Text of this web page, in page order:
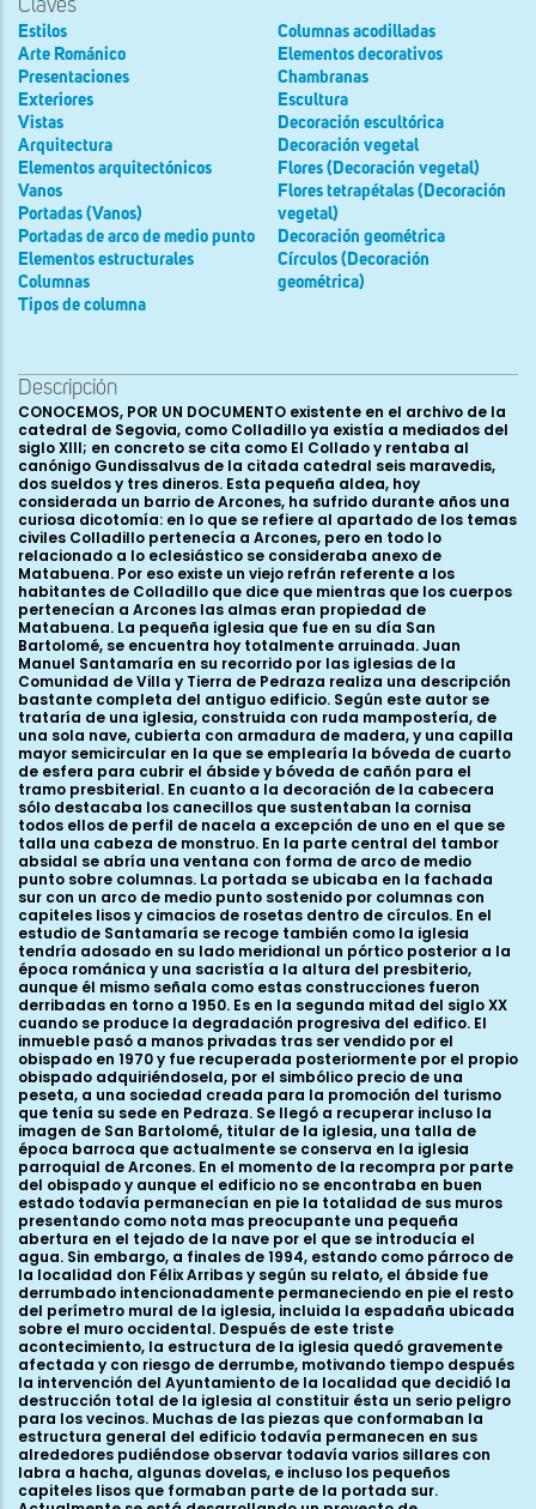
Claves
Estilos
Arte Románico
Presentaciones
Exteriores
Vistas
Arquitectura
Elementos arquitectónicos
Vanos
Portadas (Vanos)
Portadas de arco de medio punto
Elementos estructurales
Columnas
Tipos de columna
Columnas acodilladas
Elementos decorativos
Chambranas
Escultura
Decoración escultórica
Decoración vegetal
Flores (Decoración vegetal)
Flores tetrapétalas (Decoración
vegetal)
Decoración geométrica
Círculos (Decoración
geométrica)
Descripción
CONOCEMOS, POR UN DOCUMENTO existente en el archivo de la
catedral de Segovia, como Colladillo ya existía a mediados del
siglo XIII; en concreto se cita como El Collado y rentaba al
canónigo Gundissalvus de la citada catedral seis maravedis,
dos sueldos y tres dineros. Esta pequeña aldea, hoy
considerada un barrio de Arcones, ha sufrido durante años una
curiosa dicotomía: en lo que se refiere al apartado de los temas
civiles Colladillo pertenecía a Arcones, pero en todo lo
relacionado a lo eclesiástico se consideraba anexo de
Matabuena. Por eso existe un viejo refrán referente a los
habitantes de Colladillo que dice que mientras que los cuerpos
pertenecían a Arcones las almas eran propiedad de
Matabuena. La pequeña iglesia que fue en su día San
Bartolomé, se encuentra hoy totalmente arruinada. Juan
Manuel Santamaría en su recorrido por las iglesias de la
Comunidad de Villa y Tierra de Pedraza realiza una descripción
bastante completa del antiguo edificio. Según este autor se
trataría de una iglesia, construida con ruda mampostería, de
una sola nave, cubierta con armadura de madera, y una capilla
mayor semicircular en la que se emplearía la bóveda de cuarto
de esfera para cubrir el ábside y bóveda de cañón para el
tramo presbiterial. En cuanto a la decoración de la cabecera
sólo destacaba los canecillos que sustentaban la cornisa
todos ellos de perfil de nacela a excepción de uno en el que se
talla una cabeza de monstruo. En la parte central del tambor
absidal se abría una ventana con forma de arco de medio
punto sobre columnas. La portada se ubicaba en la fachada
sur con un arco de medio punto sostenido por columnas con
capiteles lisos y cimacios de rosetas dentro de círculos. En el
estudio de Santamaría se recoge también como la iglesia
tendría adosado en su lado meridional un pórtico posterior a la
época románica y una sacristía a la altura del presbiterio,
aunque él mismo señala como estas construcciones fueron
derribadas en torno a 1950. Es en la segunda mitad del siglo XX
cuando se produce la degradación progresiva del edifico. El
inmueble pasó a manos privadas tras ser vendido por el
obispado en 1970 y fue recuperada posteriormente por el propio
obispado adquiriéndosela, por el simbólico precio de una
peseta, a una sociedad creada para la promoción del turismo
que tenía su sede en Pedraza. Se llegó a recuperar incluso la
imagen de San Bartolomé, titular de la iglesia, una talla de
época barroca que actualmente se conserva en la iglesia
parroquial de Arcones. En el momento de la recompra por parte
del obispado y aunque el edificio no se encontraba en buen
estado todavía permanecían en pie la totalidad de sus muros
presentando como nota mas preocupante una pequeña
abertura en el tejado de la nave por el que se introducía el
agua. Sin embargo, a finales de 1994, estando como párroco de
la localidad don Félix Arribas y según su relato, el ábside fue
derrumbado intencionadamente permaneciendo en pie el resto
del perímetro mural de la iglesia, incluida la espadaña ubicada
sobre el muro occidental. Después de este triste
acontecimiento, la estructura de la iglesia quedó gravemente
afectada y con riesgo de derrumbe, motivando tiempo después
la intervención del Ayuntamiento de la localidad que decidió la
destrucción total de la iglesia al constituir ésta un serio peligro
para los vecinos. Muchas de las piezas que conformaban la
estructura general del edificio todavía permanecen en sus
alrededores pudiéndose observar todavía varios sillares con
labra a hacha, algunas dovelas, e incluso los pequeños
capiteles lisos que formaban parte de la portada sur.